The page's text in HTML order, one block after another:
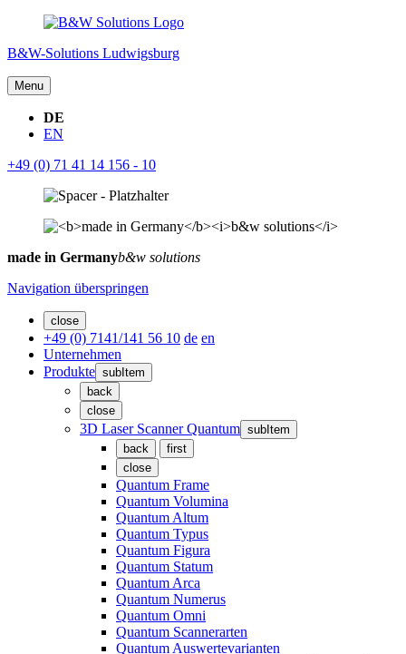
B&W-Solutions Ludwigsburg
Menu
DE
EN
+49 (0) 71 41 14 156 - 10
made in Germanyb&w solutions
Navigation überspringen
close
+49 (0) 7141/141 56 10 de en
Unternehmen
Produkte subItem
back
close
3D Laser Scanner Quantum subItem
back
first
close
Quantum Frame
Quantum Volumina
Quantum Altum
Quantum Typus
Quantum Figura
Quantum Statum
Quantum Arca
Quantum Numerus
Quantum Omni
Quantum Scannerarten
Quantum Auswertevarianten